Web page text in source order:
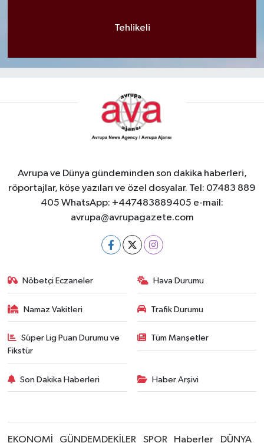
Tehlikeli
Avrupa ve Dünya gündeminden son dakika haberleri,
röportajlar, köşe yazıları ve özel dosyalar. Tel: 07483 889
405 WhatsApp: +447483889405 e-mail:
avrupa@avrupagazete.com
Nöbetçi Eczaneler Hava Durumu
Namaz Vakitleri Trafik Durumu
Süper Lig Puan Durumu ve
Fikstür
Tüm Manşetler
Son Dakika Haberleri Haber Arşivi
EKONOMİ GÜNDEMDEKİLER SPOR Haberler DÜNYA